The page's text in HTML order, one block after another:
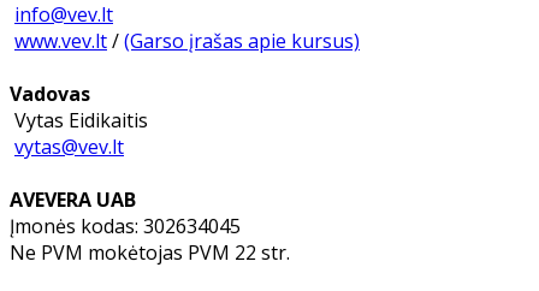
info@vev.lt
www.vev.lt/(Garso įrašas apie kursus)
Vadovas
Vytas Eidikaitis
vytas@vev.lt
AVEVERA UAB
Įmonės kodas: 302634045
Ne PVM mokėtojas PVM 22 str.